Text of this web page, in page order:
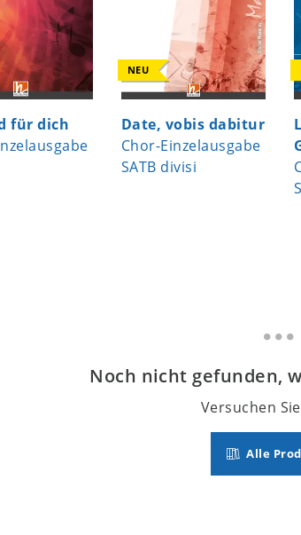
für dich
NEU
Date, vobis dabitur
Chor-Einzelausgabe
SATB divisi
Noch nicht gefunden,
Versuchen
Alle